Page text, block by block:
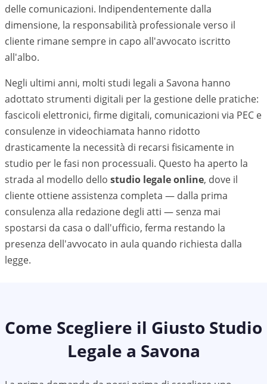
delle comunicazioni. Indipendentemente dalla
dimensione, la responsabilità professionale verso il
cliente rimane sempre in capo all'avvocato iscritto
all'albo.
Negli ultimi anni, molti studi legali a Savona hanno
adottato strumenti digitali per la gestione delle pratiche:
fascicoli elettronici, firme digitali, comunicazioni via PEC e
consulenze in videochiamata hanno ridotto
drasticamente la necessità di recarsi fisicamente in
studio per le fasi non processuali. Questo ha aperto la
strada al modello dello studio legale online, dove il
cliente ottiene assistenza completa — dalla prima
consulenza alla redazione degli atti — senza mai
spostarsi da casa o dall'ufficio, ferma restando la
presenza dell'avvocato in aula quando richiesta dalla
legge.
Come Scegliere il Giusto Studio
Legale a Savona